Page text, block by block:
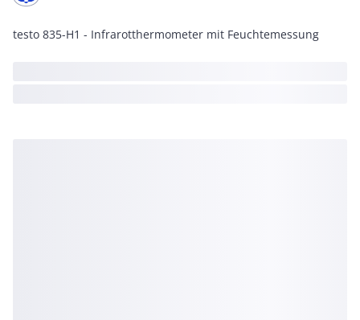
testo 835-H1 - Infrarotthermometer mit Feuchtemessung